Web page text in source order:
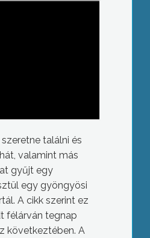
találni és
valamint más
gyűjt egy
egy gyöngyösi
A cikk szerint ez
félárván tegnap
következtében. A